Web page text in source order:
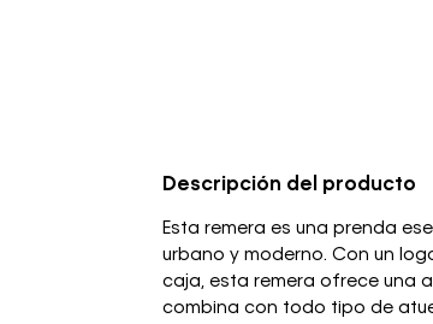
Descripción del producto
Esta remera es una prenda
urbano y moderno. Con un
caja, esta remera ofrece una
combina con todo tipo de